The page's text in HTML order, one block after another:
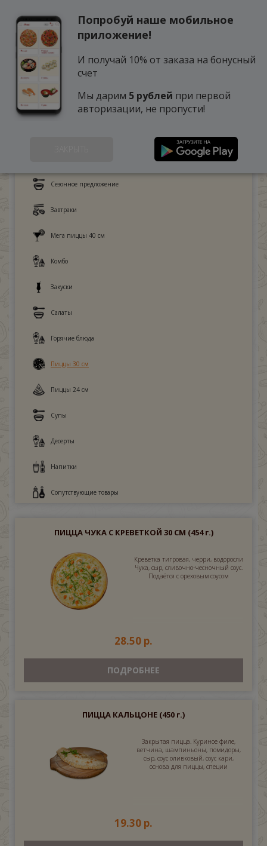
Сезонное предложение
Завтраки
Мега пиццы 40 см
Комбо
Закуски
Салаты
Горячие блюда
Пиццы 30 см
Пиццы 24 см
Супы
Десерты
Напитки
Сопутствующие товары
ПИЦЦА ЧУКА С КРЕВЕТКОЙ 30 СМ (454 г.)
Креветка тигровая, черри, водоросли
Чука, сыр, сливочно-чесночный соус.
Подаётся с ореховым соусом
28.50 р.
ПОДРОБНЕЕ
ПИЦЦА КАЛЬЦОНЕ (450 г.)
Закрытая пицца. Куриное филе,
ветчина, шампиньоны, помидоры,
сыр, соус оливковый, соус кари,
основа для пиццы, специи
19.30 р.
Попробуй наше мобильное
приложение!
И получай 10% от заказа на бонусный
счет
Мы дарим 5 рублей при первой
авторизации, не пропусти!